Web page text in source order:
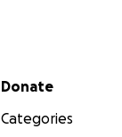
Secondary menu
Donate
Categories